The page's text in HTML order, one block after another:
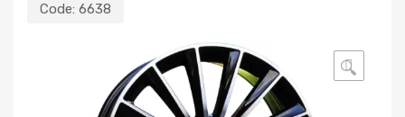
Code: 6638
🔍